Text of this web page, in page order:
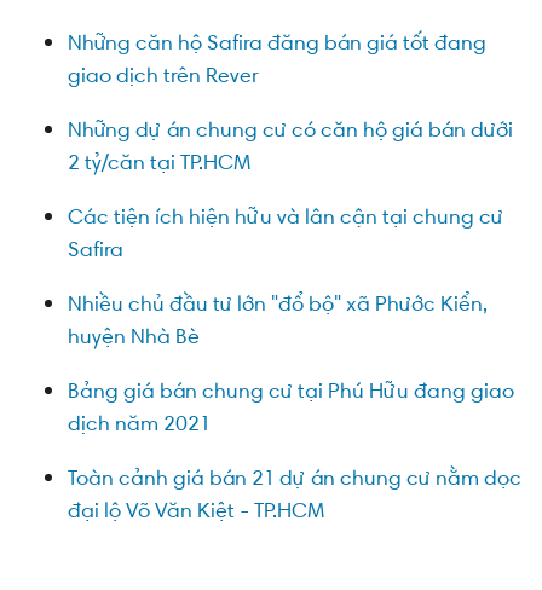
Những căn hộ Safira đăng bán giá tốt đang
giao dịch trên Rever
Những dự án chung cư có căn hộ giá bán dưới
2 tỷ/căn tại TP.HCM
Các tiện ích hiện hữu và lân cận tại chung cư
Safira
Nhiều chủ đầu tư lớn "đổ bộ" xã Phước Kiển,
huyện Nhà Bè
Bảng giá bán chung cư tại Phú Hữu đang giao
dịch năm 2021
Toàn cảnh giá bán 21 dự án chung cư nằm dọc
đại lộ Võ Văn Kiệt - TP.HCM